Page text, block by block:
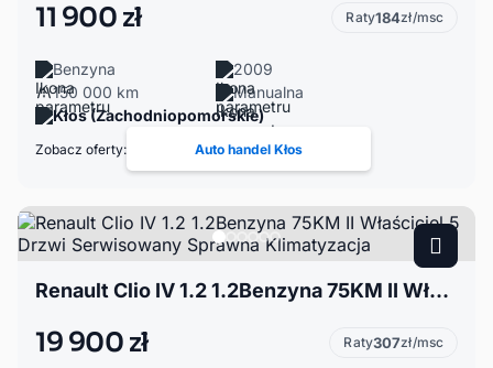
11 900 zł Raty184zł/msc
Benzyna
2009
150 000 km
Manualna
Kłos (Zachodniopomorskie)
Zobacz oferty: Auto handel Kłos
Renault Clio IV 1.2 1.2Benzyna 75KM II Właściciel 5 Drzwi Serwisowany Sprawna Klimatyzacja
19 900 zł Raty307zł/msc